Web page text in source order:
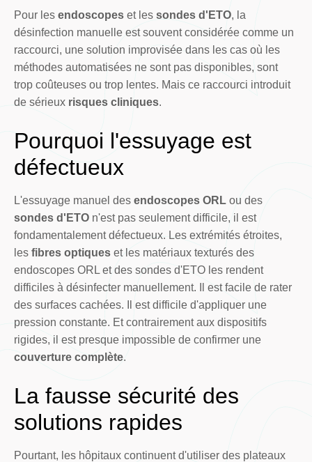
Pour les endoscopeset les sondes d'ETO, la
désinfection manuelle est souvent considérée comme un
raccourci, une solution improvisée dans les cas où les
méthodes automatisées ne sont pas disponibles, sont
trop coûteuses ou trop lentes. Mais ce raccourci introduit
de sérieux risques cliniques.
Pourquoi l'essuyage est
défectueux
L'essuyage manuel des endoscopes ORLou des
sondes d'ETOn'est pas seulement difficile, il est
fondamentalement défectueux. Les extrémités étroites,
les fibres optiqueset les matériaux texturés des
endoscopes ORL et des sondes d'ETO les rendent
difficiles à désinfecter manuellement. Il est facile de rater
des surfaces cachées. Il est difficile d'appliquer une
pression constante. Et contrairement aux dispositifs
rigides, il est presque impossible de confirmer une
couverture complète.
La fausse sécurité des
solutions rapides
Pourtant, les hôpitaux continuent d'utiliser des plateaux